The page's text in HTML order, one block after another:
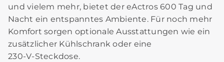
und vielem mehr, bietet der eActros 600 Tag und
Nacht ein entspanntes Ambiente. Für noch mehr
Komfort sorgen optionale Ausstattungen wie ein
zusätzlicher Kühlschrank oder eine
230‑V‑Steckdose.